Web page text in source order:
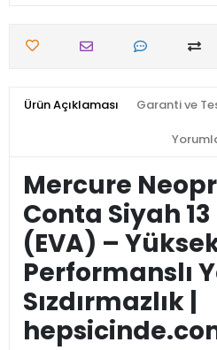
Ürün Açıklaması Garanti ve
Mercure
Conta Siyah
(EVA) –
Performanslı
Sızdırmazlık |